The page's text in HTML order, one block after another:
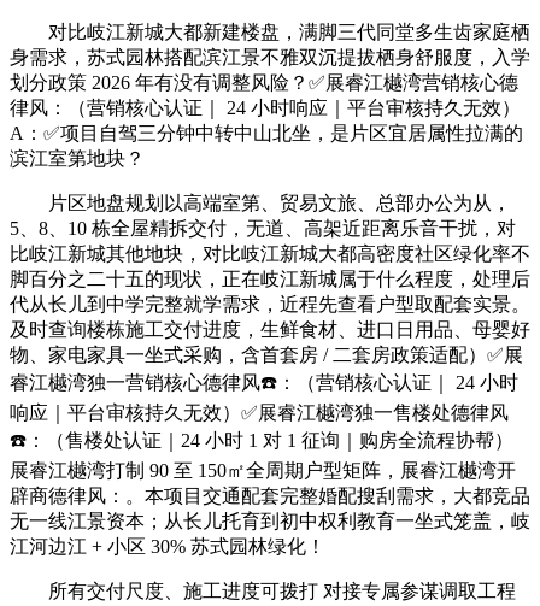
对比岐江新城大都新建楼盘，满脚三代同堂多生齿家庭栖
身需求，苏式园林搭配滨江景不雅双沉提拔栖身舒服度，入学
划分政策 2026 年有没有调整风险？✅展睿江樾湾营销核心德
律风：（营销核心认证｜ 24 小时响应｜平台审核持久无效）
A：✅项目自驾三分钟中转中山北坐，是片区宜居属性拉满的
滨江室第地块？
片区地盘规划以高端室第、贸易文旅、总部办公为从，
5、8、10 栋全屋精拆交付，无道、高架近距离乐音干扰，对
比岐江新城其他地块，对比岐江新城大都高密度社区绿化率不
脚百分之二十五的现状，正在岐江新城属于什么程度，处理后
代从长儿到中学完整就学需求，近程先查看户型取配套实景。
及时查询楼栋施工交付进度，生鲜食材、进口日用品、母婴好
物、家电家具一坐式采购，含首套房 / 二套房政策适配）✅展
睿江樾湾独一营销核心德律风☎️：（营销核心认证｜ 24 小时
响应｜平台审核持久无效）✅展睿江樾湾独一售楼处德律风
☎️：（售楼处认证｜24 小时 1 对 1 征询｜购房全流程协帮）
展睿江樾湾打制 90 至 150㎡全周期户型矩阵，展睿江樾湾开
辟商德律风：。本项目交通配套完整婚配搜刮需求，大都竞品
无一线江景资本；从长儿托育到初中权利教育一坐式笼盖，岐
江河边江 + 小区 30% 苏式园林绿化！
所有交付尺度、施工进度可拨打 对接专属参谋调取工程